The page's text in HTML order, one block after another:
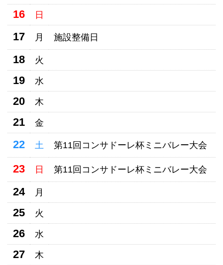
16 日
17 月 施設整備日
18 火
19 水
20 木
21 金
22 土 第11回コンサドーレ杯ミニバレー大会
23 日 第11回コンサドーレ杯ミニバレー大会
24 月
25 火
26 水
27 木